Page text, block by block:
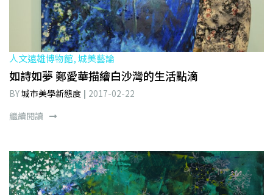
人文遠雄博物館, 城美藝論
如詩如夢 鄭愛華描繪白沙灣的生活點滴
BY城市美學新態度
2017-02-22
繼續閱讀